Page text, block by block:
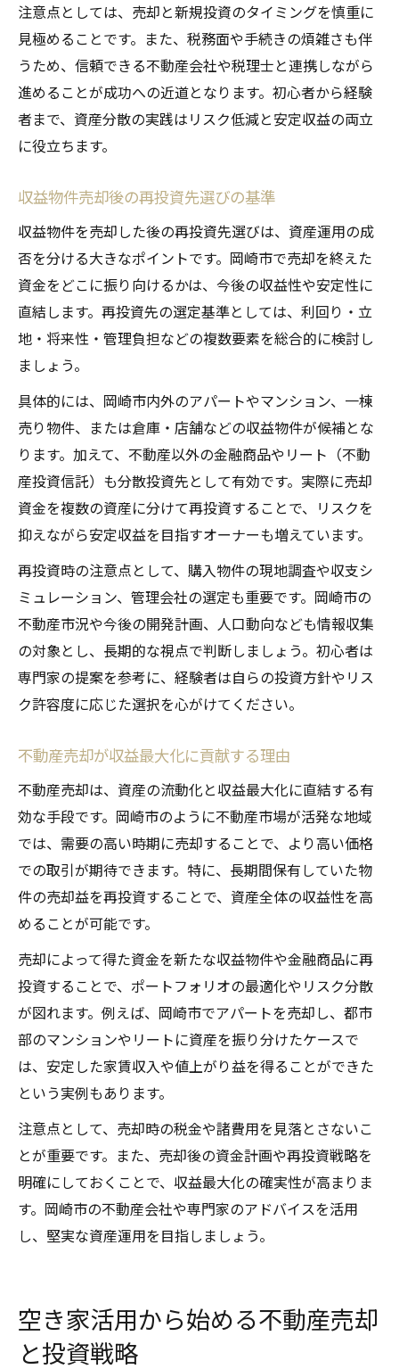
注意点としては、売却と新規投資のタイミングを慎重に
見極めることです。また、税務面や手続きの煩雑さも伴
うため、信頼できる不動産会社や税理士と連携しながら
進めることが成功への近道となります。初心者から経験
者まで、資産分散の実践はリスク低減と安定収益の両立
に役立ちます。
収益物件売却後の再投資先選びの基準
収益物件を売却した後の再投資先選びは、資産運用の成
否を分ける大きなポイントです。岡崎市で売却を終えた
資金をどこに振り向けるかは、今後の収益性や安定性に
直結します。再投資先の選定基準としては、利回り・立
地・将来性・管理負担などの複数要素を総合的に検討し
ましょう。
具体的には、岡崎市内外のアパートやマンション、一棟
売り物件、または倉庫・店舗などの収益物件が候補とな
ります。加えて、不動産以外の金融商品やリート（不動
産投資信託）も分散投資先として有効です。実際に売却
資金を複数の資産に分けて再投資することで、リスクを
抑えながら安定収益を目指すオーナーも増えています。
再投資時の注意点として、購入物件の現地調査や収支シ
ミュレーション、管理会社の選定も重要です。岡崎市の
不動産市況や今後の開発計画、人口動向なども情報収集
の対象とし、長期的な視点で判断しましょう。初心者は
専門家の提案を参考に、経験者は自らの投資方針やリス
ク許容度に応じた選択を心がけてください。
不動産売却が収益最大化に貢献する理由
不動産売却は、資産の流動化と収益最大化に直結する有
効な手段です。岡崎市のように不動産市場が活発な地域
では、需要の高い時期に売却することで、より高い価格
での取引が期待できます。特に、長期間保有していた物
件の売却益を再投資することで、資産全体の収益性を高
めることが可能です。
売却によって得た資金を新たな収益物件や金融商品に再
投資することで、ポートフォリオの最適化やリスク分散
が図れます。例えば、岡崎市でアパートを売却し、都市
部のマンションやリートに資産を振り分けたケースで
は、安定した家賃収入や値上がり益を得ることができた
という実例もあります。
注意点として、売却時の税金や諸費用を見落とさないこ
とが重要です。また、売却後の資金計画や再投資戦略を
明確にしておくことで、収益最大化の確実性が高まりま
す。岡崎市の不動産会社や専門家のアドバイスを活用
し、堅実な資産運用を目指しましょう。
空き家活用から始める不動産売却
と投資戦略